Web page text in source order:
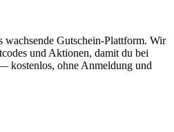
wachsende Gutschein-Plattform. Wir
und Aktionen, damit du bei
kostenlos, ohne Anmeldung und